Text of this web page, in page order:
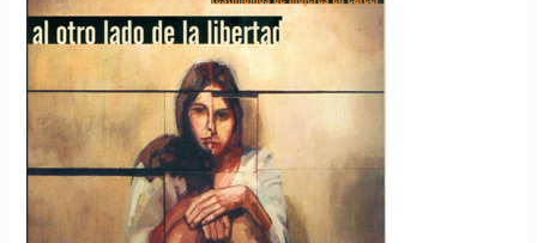
otro
lado
libertad